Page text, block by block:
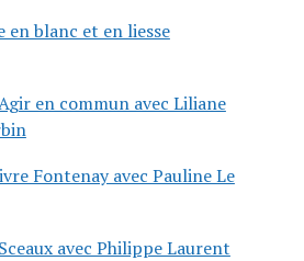
en blanc et en liesse
en commun avec Liliane
Fontenay avec Pauline Le
avec Philippe Laurent